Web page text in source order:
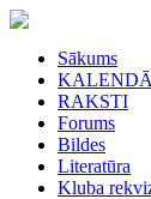
Sākums
RAKSTI
Forums
Bildes
Literatūra
Kluba